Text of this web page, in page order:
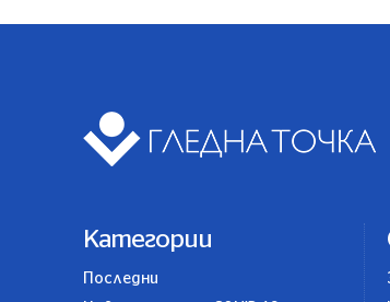
Категории
Последни